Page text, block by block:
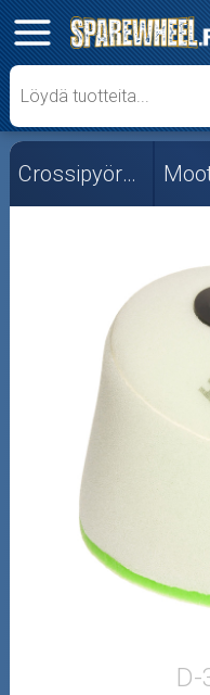
✕
Mopon osat
Skootterin osat
Crossipyörän
Moottoripyörän
Moottorikelkan
Mopoauton osat
Mönkijän osat
Puutarha ja metsä
Ajovarusteet
Nastarenkaat
Crossipyörän osat
D-